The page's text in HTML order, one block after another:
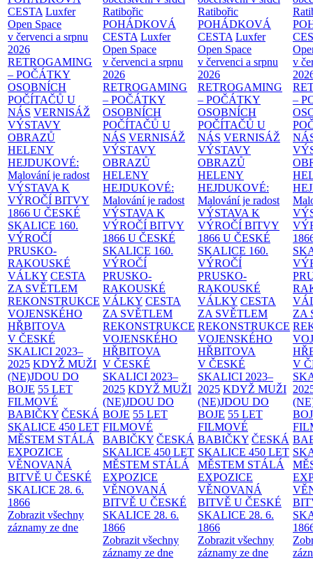
CESTA Luxfer
Open Space
v červenci a srpnu
2026
RETROGAMING
– POČÁTKY
OSOBNÍCH
POČÍTAČŮ U
NÁS VERNISÁŽ
VÝSTAVY
OBRAZŮ
HELENY
HEJDUKOVÉ:
Malování je radost
VÝSTAVA K
VÝROČÍ BITVY
1866 U ČESKÉ
SKALICE 160.
VÝROČÍ
PRUSKO-
RAKOUSKÉ
VÁLKY CESTA
ZA SVĚTLEM
REKONSTRUKCE
VOJENSKÉHO
HŘBITOVA
V ČESKÉ
SKALICI 2023–
2025 KDYŽ MUŽI
(NE)JDOU DO
BOJE 55 LET
FILMOVÉ
BABIČKY ČESKÁ
SKALICE 450 LET
MĚSTEM STÁLÁ
EXPOZICE
VĚNOVANÁ
BITVĚ U ČESKÉ
SKALICE 28. 6.
1866
Zobrazit všechny
záznamy ze dne
Ratibořic
POHÁDKOVÁ
CESTA Luxfer
Open Space
v červenci a srpnu
2026
RETROGAMING
– POČÁTKY
OSOBNÍCH
POČÍTAČŮ U
NÁS VERNISÁŽ
VÝSTAVY
OBRAZŮ
HELENY
HEJDUKOVÉ:
Malování je radost
VÝSTAVA K
VÝROČÍ BITVY
1866 U ČESKÉ
SKALICE 160.
VÝROČÍ
PRUSKO-
RAKOUSKÉ
VÁLKY CESTA
ZA SVĚTLEM
REKONSTRUKCE
VOJENSKÉHO
HŘBITOVA
V ČESKÉ
SKALICI 2023–
2025 KDYŽ MUŽI
(NE)JDOU DO
BOJE 55 LET
FILMOVÉ
BABIČKY ČESKÁ
SKALICE 450 LET
MĚSTEM STÁLÁ
EXPOZICE
VĚNOVANÁ
BITVĚ U ČESKÉ
SKALICE 28. 6.
1866
Zobrazit všechny
záznamy ze dne
Ratibořic
POHÁDKOVÁ
CESTA Luxfer
Open Space
v červenci a srpnu
2026
RETROGAMING
– POČÁTKY
OSOBNÍCH
POČÍTAČŮ U
NÁS VERNISÁŽ
VÝSTAVY
OBRAZŮ
HELENY
HEJDUKOVÉ:
Malování je radost
VÝSTAVA K
VÝROČÍ BITVY
1866 U ČESKÉ
SKALICE 160.
VÝROČÍ
PRUSKO-
RAKOUSKÉ
VÁLKY CESTA
ZA SVĚTLEM
REKONSTRUKCE
VOJENSKÉHO
HŘBITOVA
V ČESKÉ
SKALICI 2023–
2025 KDYŽ MUŽI
(NE)JDOU DO
BOJE 55 LET
FILMOVÉ
BABIČKY ČESKÁ
SKALICE 450 LET
MĚSTEM STÁLÁ
EXPOZICE
VĚNOVANÁ
BITVĚ U ČESKÉ
SKALICE 28. 6.
1866
Zobrazit všechny
záznamy ze dne
v
–
ZA
V